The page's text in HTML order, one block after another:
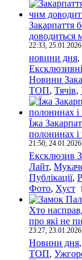
Закарпаття
доводиться
22:33, 25.01.2026
новини дня,
Новини
ТОП, Тячів,
Їжа
полонинах і
21:50, 24.01.2026
Ексклюзив
Лайт,
Публікації,
Фото, Хуст
Хто
про які не
23:27, 23.01.2026
Новини дня,
ТОП,